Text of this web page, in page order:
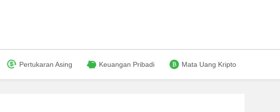
Pertukaran Asing Keuangan Pribadi Mata Uang Kripto